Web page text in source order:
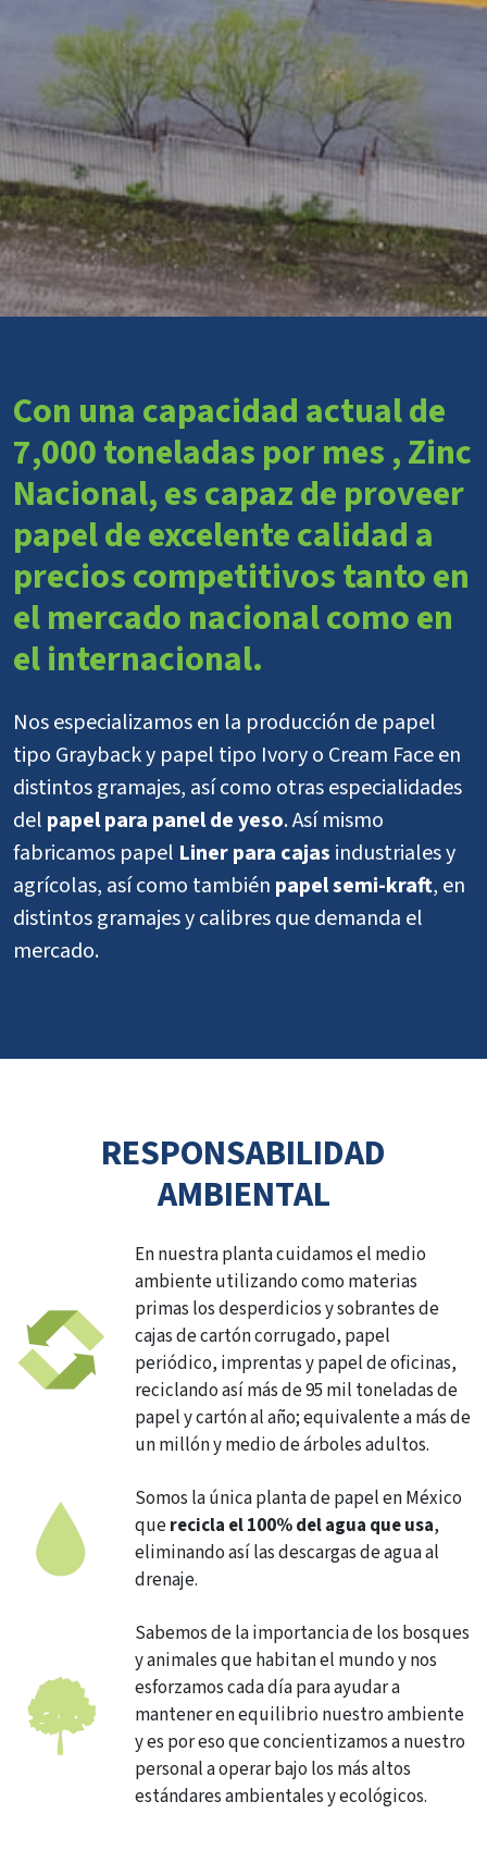
Con una capacidad actual de
7,000 toneladas por mes , Zinc
Nacional, es capaz de proveer
papel de excelente calidad a
precios competitivos tanto en
el mercado nacional como en
el internacional.
Nos especializamos en la producción de papel
tipo Grayback y papel tipo Ivory o Cream Face en
distintos gramajes, así como otras especialidades
del papel para panel de yeso. Así mismo
fabricamos papel Liner para cajas industriales y
agrícolas, así como también papel semi-kraft, en
distintos gramajes y calibres que demanda el
mercado.
RESPONSABILIDAD
AMBIENTAL
En nuestra planta cuidamos el medio
ambiente utilizando como materias
primas los desperdicios y sobrantes de
cajas de cartón corrugado, papel
periódico, imprentas y papel de oficinas,
reciclando así más de 95 mil toneladas de
papel y cartón al año; equivalente a más de
un millón y medio de árboles adultos.
Somos la única planta de papel en México
querecicla el 100% del agua que usa,
eliminando así las descargas de agua al
drenaje.
Sabemos de la importancia de los bosques
y animales que habitan el mundo y nos
esforzamos cada día para ayudar a
mantener en equilibrio nuestro ambiente
y es por eso que concientizamos a nuestro
personal a operar bajo los más altos
estándares ambientales y ecológicos.